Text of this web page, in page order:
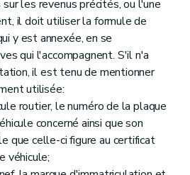
les revenus précités, ou l'une
il doit utiliser la formule de
y est annexée, en se
qui l'accompagnent. S'il n'a
il est tenu de mentionner
utilisée:
routier, le numéro de la plaque
concerné ainsi que son
que celle-ci figure au certificat
véhicule;